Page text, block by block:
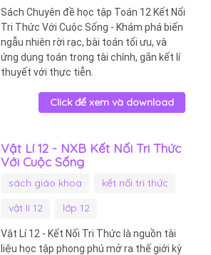
Sách Chuyên đề học tập Toán 12 Kết Nối
Tri Thức Với Cuộc Sống - Khám phá biến
ngẫu nhiên rời rạc, bài toán tối ưu, và
ứng dụng toán trong tài chính, gắn kết lí
thuyết với thực tiễn.
Click để xem và download
Vật Lí 12 - NXB Kết Nối Tri Thức
Với Cuộc Sống
sách giáo khoa
kết nối tri thức
vật lí 12
lớp 12
Vật Lí 12 - Kết Nối Tri Thức là nguồn tài
liệu học tập phong phú mở ra thế giới kỳ